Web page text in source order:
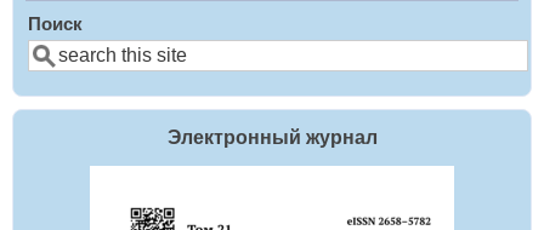
Поиск
Электронный журнал